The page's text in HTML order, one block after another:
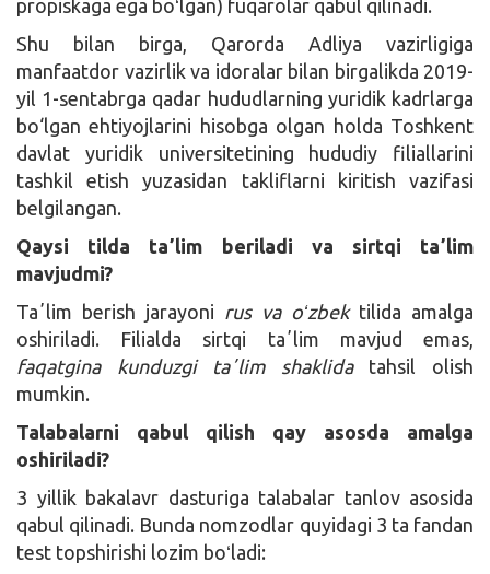
propiskaga ega boʻlgan) fuqarolar qabul qilinadi.
Shu bilan birga, Qarorda Adliya vazirligiga
manfaatdor vazirlik va idoralar bilan birgalikda 2019-
yil 1-sentabrga qadar hududlarning yuridik kadrlarga
bo‘lgan ehtiyojlarini hisobga olgan holda Toshkent
davlat yuridik universitetining hududiy filiallarini
tashkil etish yuzasidan takliflarni kiritish vazifasi
belgilangan.
Qaysi tilda taʼlim beriladi va sirtqi taʼlim
mavjudmi?
Taʼlim berish jarayoni rus va oʻzbektilida amalga
oshiriladi. Filialda sirtqi taʼlim mavjud emas,
faqatgina kunduzgi taʼlim shaklidatahsil olish
mumkin.
Talabalarni qabul qilish qay asosda amalga
oshiriladi?
3 yillik bakalavr dasturiga talabalar tanlov asosida
qabul qilinadi. Bunda nomzodlar quyidagi 3 ta fandan
test topshirishi lozim boʻladi: